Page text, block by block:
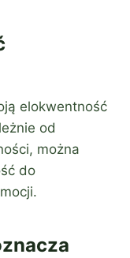
elokwentność
od
można
do